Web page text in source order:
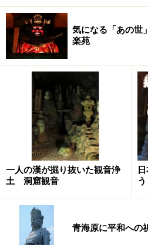
■出雲大社（島根県出雲市）
大国様こと大国主命は、天照
子孫で、出雲の地に豊かな国
れを見た天照大神は、この国
ものだといい、大国主命に、
入れました。大国主命は、国
住むための立派な宮を造って
宮が、出雲大社であると言わ
の神としても有名で、旧暦10
に集まって縁結びの会議をする
※国宝のご本殿は現在、
気になる「あの
楽苑
一人の漢が掘り抜いた観音浄
土 洞窟観音
青海原に平和へ